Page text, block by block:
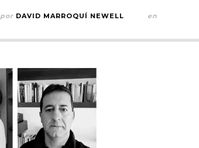
por DAVID MARROQUÍ NEWELL en